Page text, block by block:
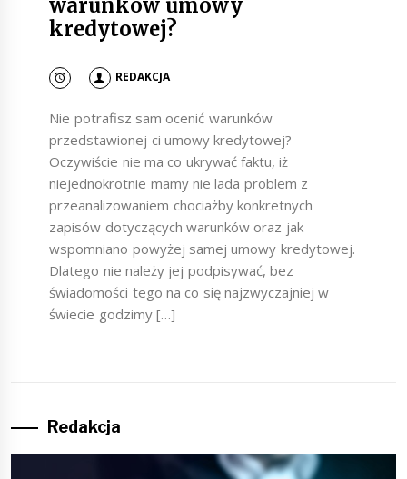
warunków umowy
kredytowej?
REDAKCJA
Nie potrafisz sam ocenić warunków
przedstawionej ci umowy kredytowej?
Oczywiście nie ma co ukrywać faktu, iż
niejednokrotnie mamy nie lada problem z
przeanalizowaniem chociażby konkretnych
zapisów dotyczących warunków oraz jak
wspomniano powyżej samej umowy kredytowej.
Dlatego nie należy jej podpisywać, bez
świadomości tego na co się najzwyczajniej w
świecie godzimy […]
Redakcja